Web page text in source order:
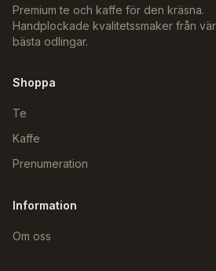
Premium te och kaffe för den kräsna.
Handplockade kvalitetssmaker från
bästa odlingar.
Shoppa
Te
Kaffe
Prenumeration
Information
Om oss